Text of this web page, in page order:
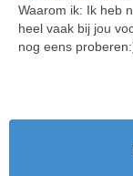
Waarom ik: Ik heb
heel vaak bij jou
nog eens